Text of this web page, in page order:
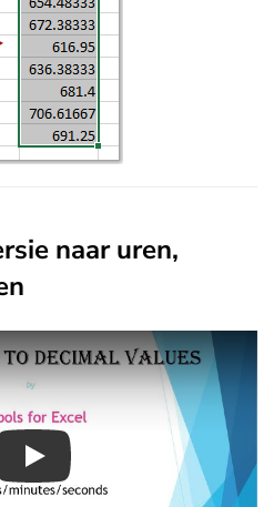
naar uren,
Play